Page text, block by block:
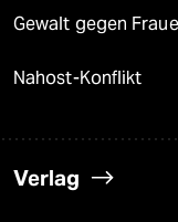
Gewalt gegen
Nahost-Konflikt
Verlag